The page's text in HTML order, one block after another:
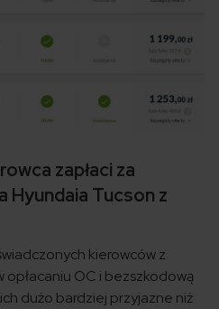
zapłaci za
Hyundaia Tucson z
kierowców z
opłacaniu OC i bezszkodową
dużo bardziej przyjazne niż